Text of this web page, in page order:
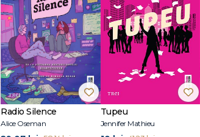
Radio Silence
Alice Oseman
Tupeu
Jennifer Mathieu